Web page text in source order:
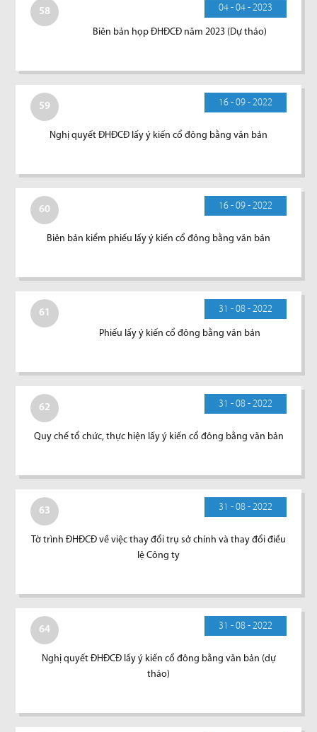
58 04 - 04 - 2023
Biên bản họp ĐHĐCĐ năm 2023 (Dự thảo)
59 16 - 09 - 2022
Nghị quyết ĐHĐCĐ lấy ý kiến cổ đông bằng văn bản
60 16 - 09 - 2022
Biên bản kiểm phiếu lấy ý kiến cổ đông bằng văn bản
61 31 - 08 - 2022
Phiếu lấy ý kiến cổ đông bằng văn bản
62 31 - 08 - 2022
Quy chế tổ chức, thực hiện lấy ý kiến cổ đông bằng văn bản
63 31 - 08 - 2022
Tờ trình ĐHĐCĐ về việc thay đổi trụ sở chính và thay đổi điều
lệ Công ty
64 31 - 08 - 2022
Nghị quyết ĐHĐCĐ lấy ý kiến cổ đông bằng văn bản (dự
thảo)